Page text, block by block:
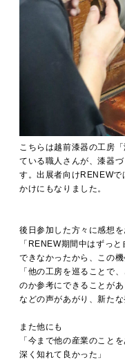
こちらは越前漆器の工房
ている職人さんが、漆器
す。出展者向けRENEW
かけにもなりました。
後日参加した方々に感想
「RENEW期間中はずっ
できなかったから、この
「他の工房を巡ることで
のか参考にできることがあ
などの声があがり、新た
また他にも
「今まで他の産業のこと
深く知れて良かった」